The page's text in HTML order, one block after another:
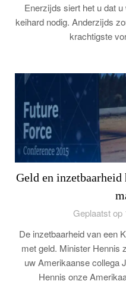
Enerzijds siert het u dat
keihard nodig. Anderzijds
krachtigste
Geld en inzetbaarheid
Geplaatst op
De inzetbaarheid van een
met geld. Minister Hennis
uw Amerikaanse collega
Hennis onze